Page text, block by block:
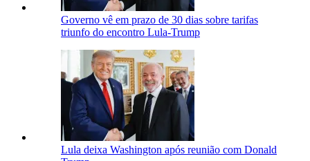
Governo vê em prazo de 30 dias sobre tarifas
triunfo do encontro Lula-Trump
Lula deixa Washington após reunião com Donald